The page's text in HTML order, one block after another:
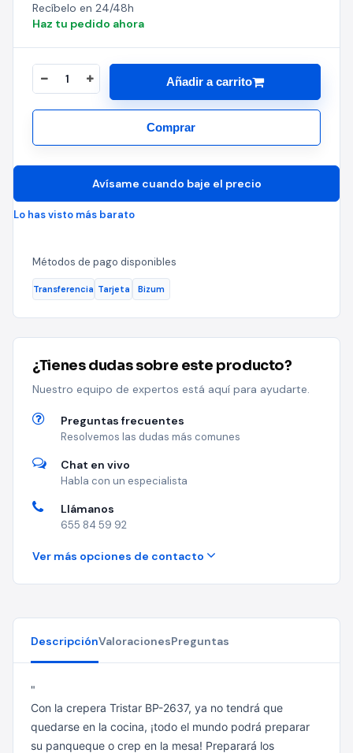
Recíbelo en 24/48h
Haz tu pedido ahora
Añadir a carrito
Comprar
Avísame cuando baje el precio
Lo has visto más barato
Métodos de pago disponibles
Transferencia Tarjeta Bizum
¿Tienes dudas sobre este producto?
Nuestro equipo de expertos está aquí para ayudarte.
Preguntas frecuentes
Resolvemos las dudas más comunes
Chat en vivo
Habla con un especialista
Llámanos
655 84 59 92
Ver más opciones de contacto
DescripciónValoracionesPreguntas
"
Con la crepera Tristar BP-2637, ya no tendrá que
quedarse en la cocina, ¡todo el mundo podrá preparar
su panqueque o crep en la mesa! Preparará los